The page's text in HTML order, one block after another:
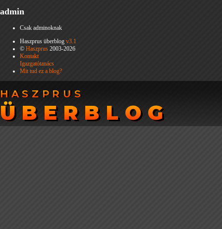
admin
Csak adminoknak
Haszprus überblog v3.1
© Haszprus 2003-2026
Kontakt
Igazgatótanács
Mit tud ez a blog?
HASZPRUS
ÜBERBLOG
HASZPRUS
ÜBERBLOG